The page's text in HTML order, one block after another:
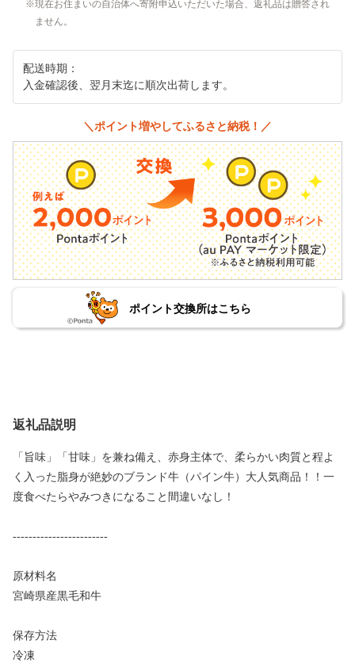
現在お住まいの自治体へ寄附申込いただいた場合、返礼品は贈答され
ません。
配送時期：
入金確認後、翌月末迄に順次出荷します。
＼ポイント増やしてふるさと納税！／
ポイント交換所はこちら
返礼品説明
「旨味」「甘味」を兼ね備え、赤身主体で、柔らかい肉質と程よ
く入った脂身が絶妙のブランド牛（パイン牛）大人気商品！！一
度食べたらやみつきになること間違いなし！
------------------------
原材料名
宮崎県産黒毛和牛
保存方法
冷凍